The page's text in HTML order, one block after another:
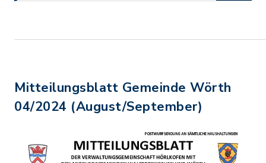
Mitteilungsblatt Gemeinde Wörth
04/2024 (August/September)